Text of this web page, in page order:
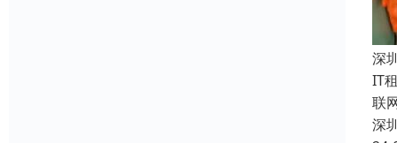
深
IT
联
深